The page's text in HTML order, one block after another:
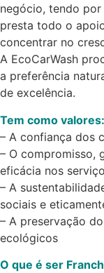
negócio, tendo
presta todo o
concentrar no
A EcoCarWash
a preferência
de excelência.
Tem como valores:
– A confiança dos
– O compromisso,
eficácia nos
– A
sociais e
– A preservação
ecológicos
O que é ser